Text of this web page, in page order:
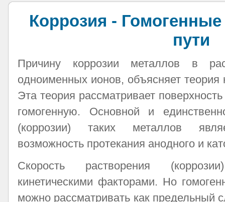
Коррозия -
пути
Причину коррозии металлов в
одноименных ионов, объясняет
Эта теория рассматривает
гомогенную. Основной и
(коррозии) таких металлов
возможность протекания анодного и
Скорость растворения
кинетическими факторами. Но
можно рассматривать как предельный